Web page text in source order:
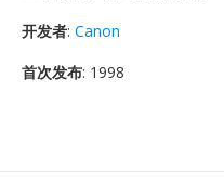
开发者: Canon
首次发布: 1998